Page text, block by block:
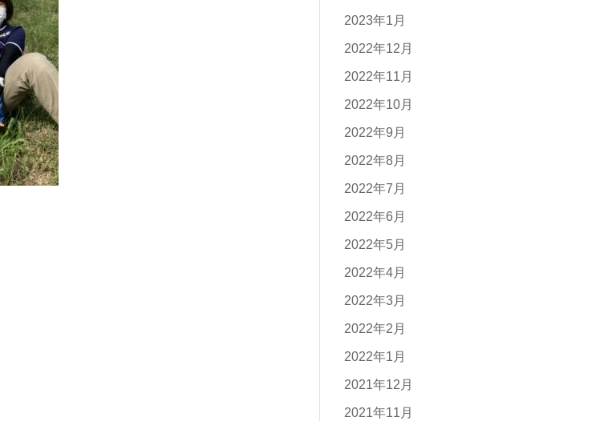
2023年1月
2022年12月
2022年11月
2022年10月
2022年9月
2022年8月
2022年7月
2022年6月
2022年5月
2022年4月
2022年3月
2022年2月
2022年1月
2021年12月
2021年11月